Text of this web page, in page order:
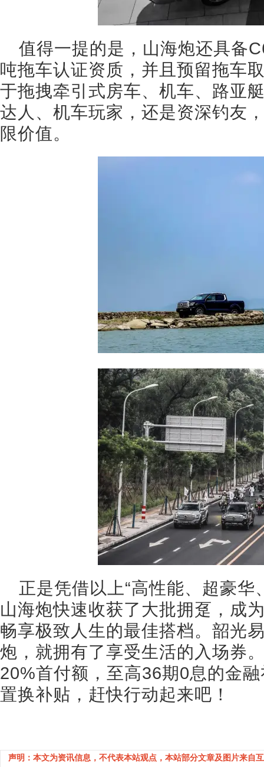
值得一提的是，山海炮还具备
吨拖车认证资质，并且预留拖车
于拖拽牵引式房车、机车、路亚
达人、机车玩家，还是资深钓友
限价值。
正是凭借以上“高性能、超豪华
山海炮快速收获了大批拥趸，成
畅享极致人生的最佳搭档。韶光
炮，就拥有了享受生活的入场券
20%首付额，至高36期0息的金
置换补贴，赶快行动起来吧！
声明：本文为资讯信息，不代表本站观点，本站部分文章及图片来自